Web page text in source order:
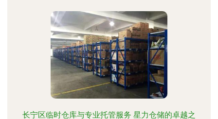
长宁区临时仓库与专业托管服务 星力仓储的卓越之